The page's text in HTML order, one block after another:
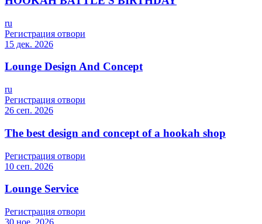
ru
Регистрация отвори
15 дек. 2026
Lounge Design And Concept
ru
Регистрация отвори
26 сеп. 2026
The best design and concept of a hookah shop
Регистрация отвори
10 сеп. 2026
Lounge Service
Регистрация отвори
30 ное. 2026